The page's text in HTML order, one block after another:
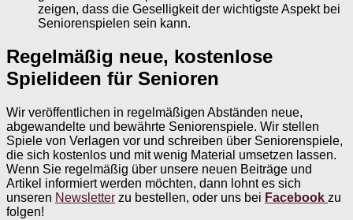
zeigen, dass die Geselligkeit der wichtigste Aspekt bei
Seniorenspielen sein kann.
Regelmäßig neue, kostenlose
Spielideen für Senioren
Wir veröffentlichen in regelmäßigen Abständen neue,
abgewandelte und bewährte Seniorenspiele. Wir stellen
Spiele von Verlagen vor und schreiben über Seniorenspiele,
die sich kostenlos und mit wenig Material umsetzen lassen.
Wenn Sie regelmäßig über unsere neuen Beiträge und
Artikel informiert werden möchten, dann lohnt es sich
unseren Newsletter zu bestellen, oder uns bei Facebook zu
folgen!